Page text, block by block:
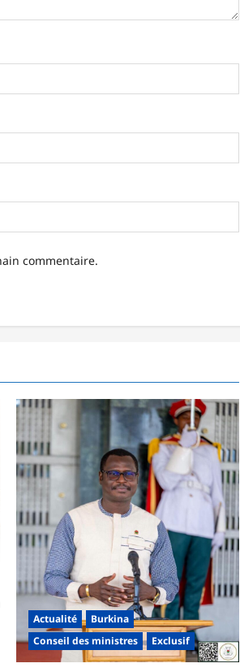
commentaire.
Actualité
Burkina
Conseil des ministres
Exclusif